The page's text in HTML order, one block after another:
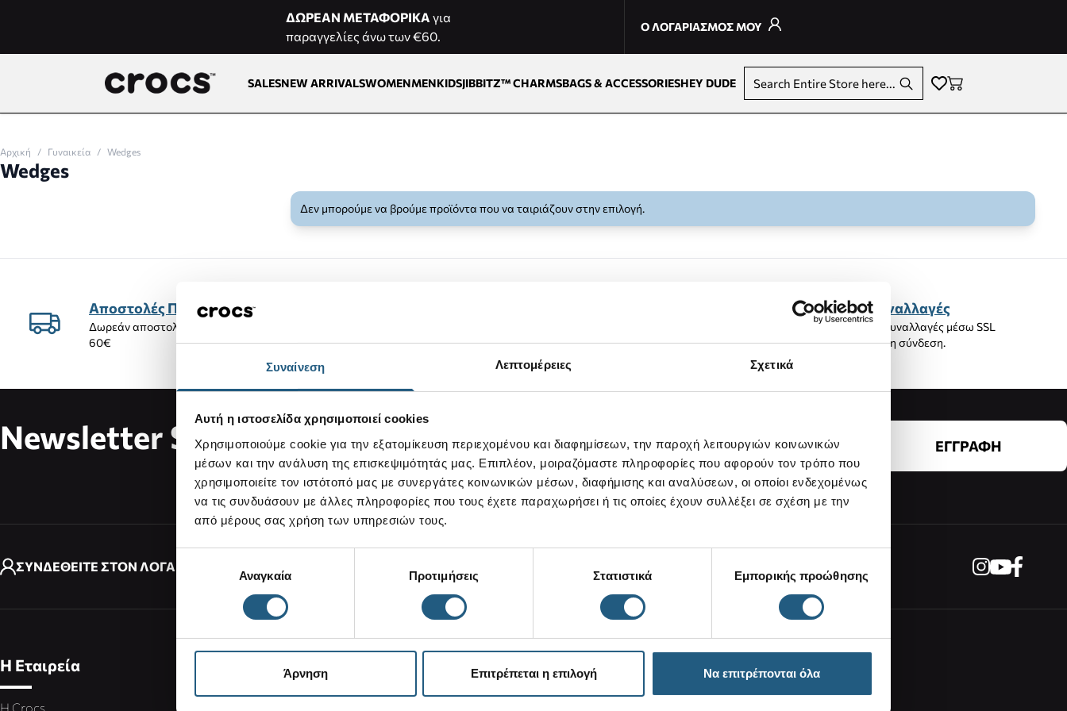
Συναίνεση Λεπτομέρειες Σχετικά
Αυτή η ιστοσελίδα χρησιμοποιεί cookies
Χρησιμοποιούμε cookie για την εξατομίκευση περιεχομένου και διαφημίσεων, την παροχή λειτουργιών κοινωνικών
μέσων και την ανάλυση της επισκεψιμότητάς μας. Επιπλέον, μοιραζόμαστε πληροφορίες που αφορούν τον τρόπο που
χρησιμοποιείτε τον ιστότοπό μας με συνεργάτες κοινωνικών μέσων, διαφήμισης και αναλύσεων, οι οποίοι ενδεχομένως
να τις συνδυάσουν με άλλες πληροφορίες που τους έχετε παραχωρήσει ή τις οποίες έχουν συλλέξει σε σχέση με την
από μέρους σας χρήση των υπηρεσιών τους.
συγκατάθεσηςΑναγκαία Προτιμήσεις Στατιστικά Εμπορικής προώθησης
Άρνηση Επιτρέπεται η επιλογή Να επιτρέπονται όλα
ΔΩΡΕΑΝ ΜΕΤΑΦΟΡΙΚΑ για
παραγγελίες άνω των €60.
Ο ΛΟΓΑΡΙΑΣΜΟΣ ΜΟΥ
SALESNEW ARRIVALSWOMENMENKIDSJIBBITZ™ CHARMSBAGS & ACCESSORIESHEY DUDE Search Entire Store here...
Αρχική / Γυναικεία / Wedges
Wedges
Δεν μπορούμε να βρούμε προϊόντα που να ταιριάζουν στην επιλογή.
Αποστολές Προϊόντων
Δωρεάν αποστολή προϊόντων για αγορές άνω των
60€
Ασφαλείς Συναλλαγές
100% ασφαλείς συναλλαγές μέσω SSL
Κρυπτογραφημένη σύνδεση.
Newsletter Subscribe Διεύθυνση Email
Με την εγγραφή σας αποδέχεστε τουςΌρους Χρήσης
ΕΓΓΡΑΦΗ
ΣΥΝΔΕΘΕΙΤΕ ΣΤΟΝ ΛΟΓΑΡΙΑΣΜΟ ΣΑΣ
Η Εταιρεία
Η Crocs
Επικοινωνία